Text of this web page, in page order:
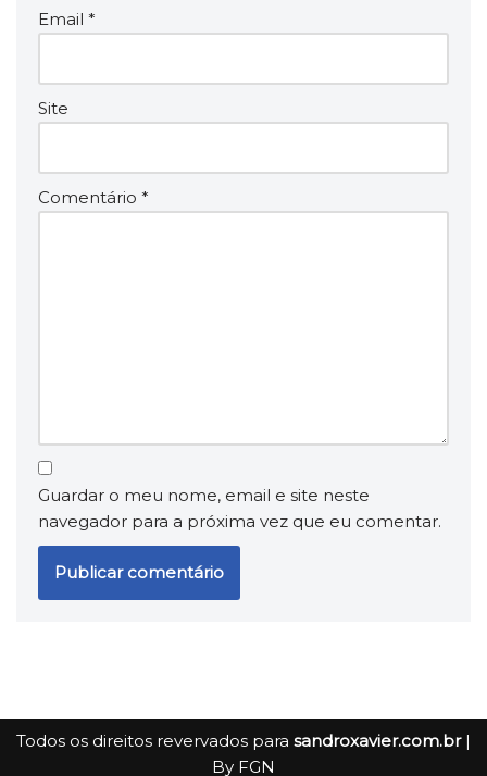
Email *
Site
Comentário *
Guardar o meu nome, email e site neste
navegador para a próxima vez que eu comentar.
Todos os direitos revervados para sandroxavier.com.br|
By FGN